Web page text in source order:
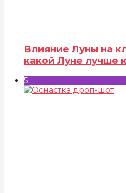
Влияние Луны на
какой Луне лучше
5